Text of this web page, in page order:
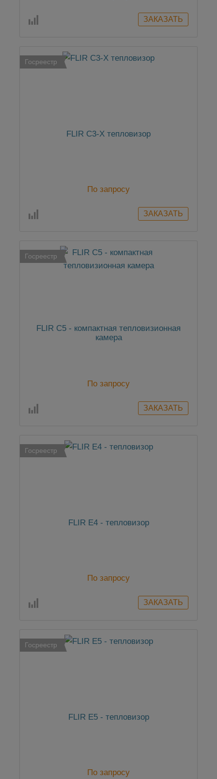
Госреестр
FLIR C3-X тепловизор
По запросу
Госреестр
FLIR C5 - компактная тепловизионная
камера
По запросу
Госреестр
FLIR E4 - тепловизор
По запросу
Госреестр
FLIR E5 - тепловизор
По запросу